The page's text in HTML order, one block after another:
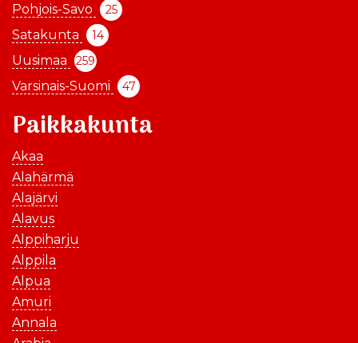
Pohjois-Savo 25
Satakunta 14
Uusimaa 259
Varsinais-Suomi 47
Paikkakunta
Akaa
Alahärmä
Alajärvi
Alavus
Alppiharju
Alppila
Alpua
Amuri
Annala